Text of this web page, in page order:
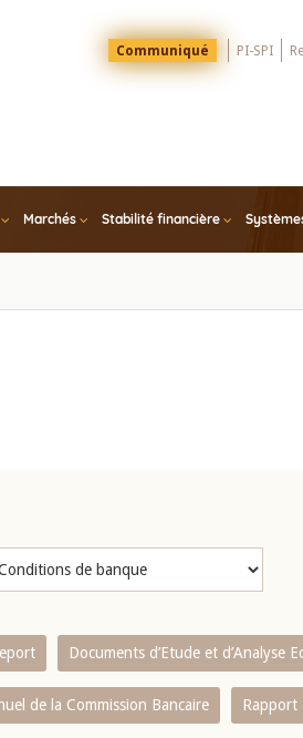
Menu
Top
Communiqué PI-SPI
Marchés Stabilité financière
Documents d’Etude et d’Analyse
de la Commission Bancaire Rapport